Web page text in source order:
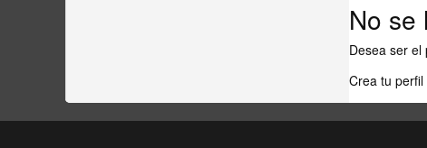
No se
Desea ser el
Crea tu